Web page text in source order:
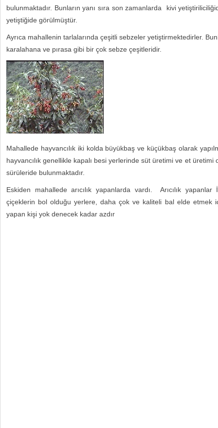
bulunmaktadır. Bunların yanı sıra son zamanlarda kivi
yetiştiğide görülmüştür.
Ayrıca mahallenin tarlalarında çeşitli sebzeler yetiştirmektedirler.
karalahana ve pırasa gibi bir çok sebze çeşitleridir.
Mahallede hayvancılık iki kolda büyükbaş ve küçükbaş olarak
hayvancılık genellikle kapalı besi yerlerinde süt üretimi ve et üretimi
sürüleride bulunmaktadır.
Eskiden mahallede arıcılık yapanlarda vardı. Arıcılık
çiçeklerin bol olduğu yerlere, daha çok ve kaliteli bal elde etmek
yapan kişi yok denecek kadar azdır